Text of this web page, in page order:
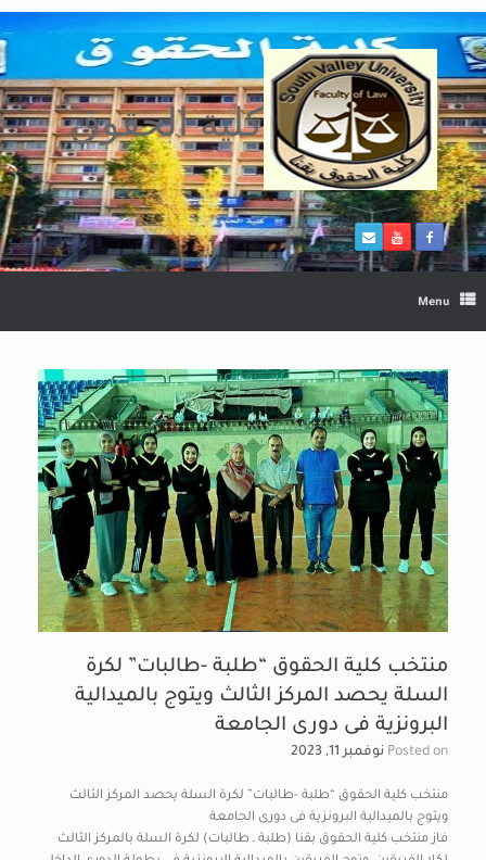
Skip
to
content
كلية الحقوق
Menu
منتخب كلية الحقوق “طلبة -طالبات” لكرة
السلة يحصد المركز الثالث ويتوج بالميدالية
البرونزية فى دورى الجامعة
Posted on نوفمبر 11, 2023
منتخب كلية الحقوق “طلبة -طالبات” لكرة السلة يحصد المركز الثالث
ويتوج بالميدالية البرونزية فى دورى الجامعة
فاز منتخب كلية الحقوق بقنا (طلبة ـ طالبات) لكرة السلة بالمركز الثالث